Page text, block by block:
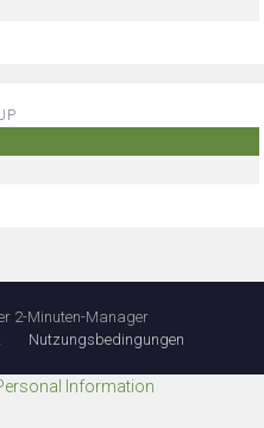
2-Minuten-Manager
Nutzungsbedingungen
Information